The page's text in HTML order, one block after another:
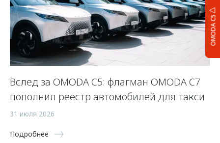
OMODA C5
Вслед за OMODA C5: флагман OMODA C7
пополнил реестр автомобилей для такси
31 июля 2026
Подробнее